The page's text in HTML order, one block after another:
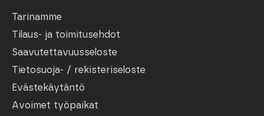
Tarinamme
Tilaus- ja toimitusehdot
Saavutettavuusseloste
Tietosuoja- / rekisteriseloste
Evästekäytäntö
Avoimet työpaikat